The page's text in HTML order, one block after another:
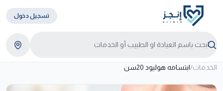
تسجيل دخول
الخدمات/ابتسامه هوليود 20سن